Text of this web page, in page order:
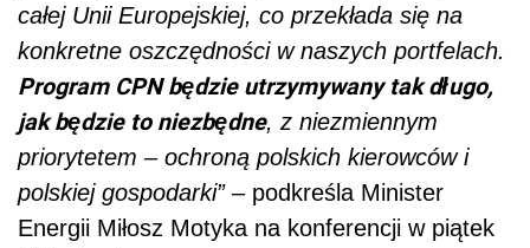
całej Unii Europejskiej, co przekłada się na
konkretne oszczędności w naszych portfelach.
Program CPN będzie utrzymywany tak długo,
jak będzie to niezbędne, z niezmiennym
priorytetem – ochroną polskich kierowców i
polskiej gospodarki”– podkreśla Minister
Energii Miłosz Motyka na konferencji w piątek